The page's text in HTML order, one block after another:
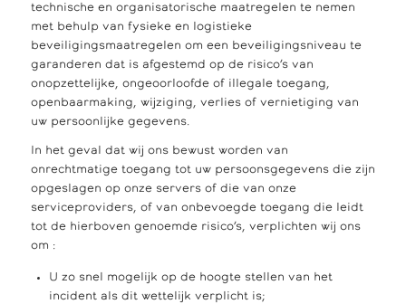
technische en organisatorische maatregelen te nemen
met behulp van fysieke en logistieke
beveiligingsmaatregelen om een beveiligingsniveau te
garanderen dat is afgestemd op de risico’s van
onopzettelijke, ongeoorloofde of illegale toegang,
openbaarmaking, wijziging, verlies of vernietiging van
uw persoonlijke gegevens.
In het geval dat wij ons bewust worden van
onrechtmatige toegang tot uw persoonsgegevens die zijn
opgeslagen op onze servers of die van onze
serviceproviders, of van onbevoegde toegang die leidt
tot de hierboven genoemde risico’s, verplichten wij ons
om :
U zo snel mogelijk op de hoogte stellen van het
incident als dit wettelijk verplicht is;